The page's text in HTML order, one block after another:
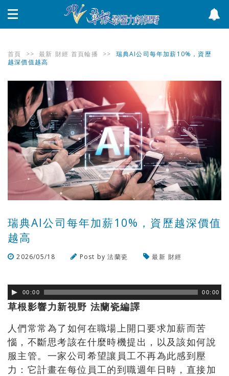
首頁 >> 最新 財經 首頁輪播 >>
瑞典AI公司每年加薪10%，資歷
越深價值越高
瑞典AI公司每年加薪10%，資歷越深價值
越高
2026/05/18 Post by法蘭瓷 最新 財經
00:00 00:00
草根影響力新視野 法蘭瓷編譯
人們常常為了如何在職場上開口要求加薪而苦
惱，不斷思考該在什麼時機提出，以及該如何說
服主管。一家公司希望讓員工不再為此感到壓
力：它計畫在每位員工的到職週年日時，直接加